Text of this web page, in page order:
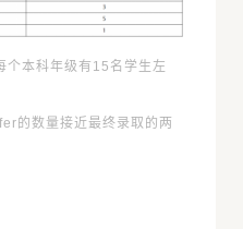
本科年级有15名学生左
的数量接近最终录取的两